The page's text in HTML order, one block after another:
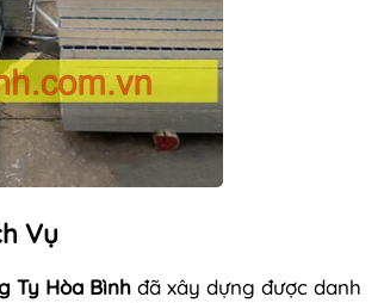
Vụ
Ty Hòa Bình đã xây dựng được danh